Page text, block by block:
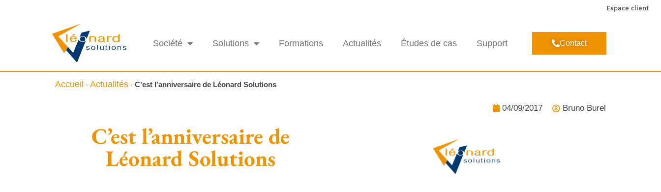
Espace client
Société Solutions Formations Actualités Études de cas Support Contact
Accueil - Actualités - C’est l’anniversaire de Léonard Solutions
04/09/2017 Bruno Burel
C’est l’anniversaire de
Léonard Solutions